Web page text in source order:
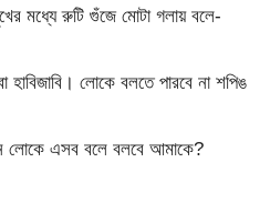
মধ্যে রুটি গুঁজে মোটা গলায় বলে-
লোকে বলতে পারবে না শপিঙ
এসব বলে বলবে আমাকে?